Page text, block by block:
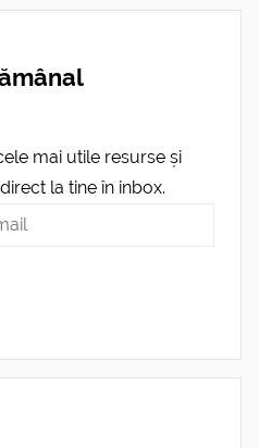
mai utile resurse și
la tine în inbox.